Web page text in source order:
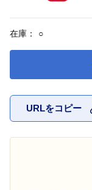
在庫： ○
URLをコピー